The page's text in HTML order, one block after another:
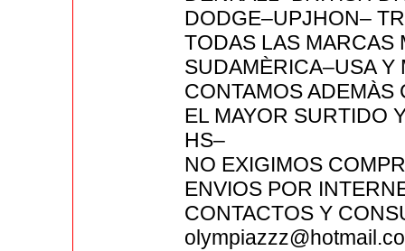
DODGE–UPJHON–
TODAS LAS MARCAS
SUDAMÈRICA–USA Y
CONTAMOS
EL MAYOR SURTIDO
HS–
NO EXIGIMOS
ENVIOS POR
CONTACTOS Y